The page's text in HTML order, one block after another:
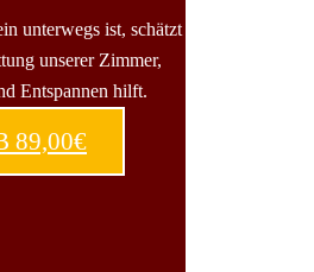
unterwegs ist, schätzt
unserer Zimmer,
Entspannen hilft.
89,00€